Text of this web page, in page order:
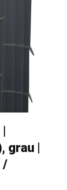
grau |
/